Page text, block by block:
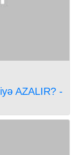
AZALIR? -